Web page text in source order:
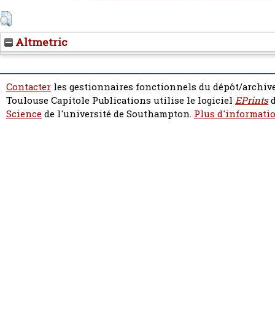
Altmetric
Contacter les gestionnaires fonctionnels du dépôt/
Toulouse Capitole Publications utilise le logiciel EPrints
Sciencede l'université de Southampton. Plus